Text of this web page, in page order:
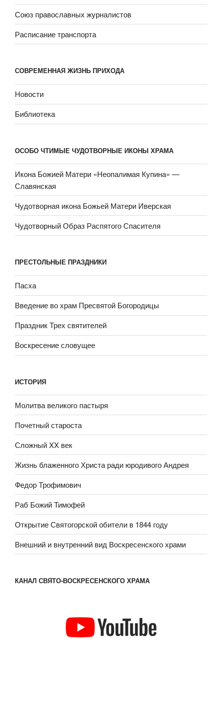
Союз православных журналистов
Расписание транспорта
СОВРЕМЕННАЯ ЖИЗНЬ ПРИХОДА
Новости
Библиотека
ОСОБО ЧТИМЫЕ ЧУДОТВОРНЫЕ ИКОНЫ ХРАМА
Икона Божией Матери «Неопали­мая Купина» —
Славянская
Чудотворная икона Божьей Матери Иверская
Чудотворный Образ Распятого Спасителя
ПРЕСТОЛЬНЫЕ ПРАЗДНИКИ
Пасха
Введение во храм Пресвятой Богородицы
Праздник Трех святителей
Воскресение словущее
ИСТОРИЯ
Молитва великого пастыря
Почетный староста
Сложный XX век
Жизнь блаженного Христа ради юродивого Андрея
Федор Трофимович
Раб Божий Тимофей
Открытие Святогорской обители в 1844 году
Внешний и внутренний вид Воскресенского храми
КАНАЛ СВЯТО-ВОСКРЕСЕНСКОГО ХРАМА